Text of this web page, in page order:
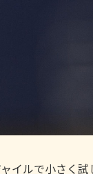
イルで小さく